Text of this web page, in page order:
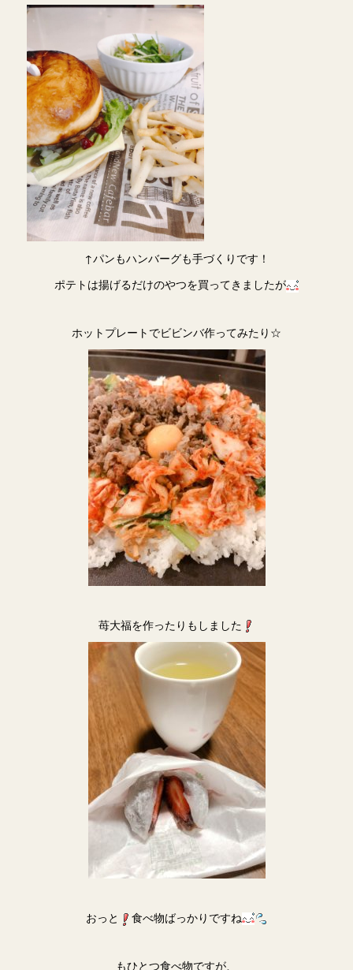
↑パンもハンバーグも手づくりです！
ポテトは揚げるだけのやつを買ってきましたが
ホットプレートでビビンバ作ってみたり☆
苺大福を作ったりもしました
おっと 食べ物ばっかりですね
もひとつ食べ物ですが、